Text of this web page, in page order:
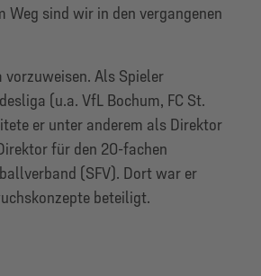
sind wir in den vergangenen
Als Spieler
(u.a. VfL Bochum, FC St.
er unter anderem als Direktor
für den 20-fachen
(SFV). Dort war er
beteiligt.